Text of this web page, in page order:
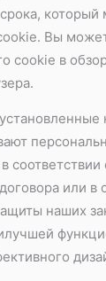
который
Вы
cookie в
соответствии
или в
наших